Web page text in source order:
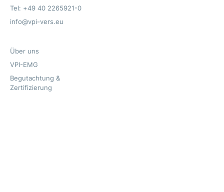
Tel: +49 40 2265921-0
info@vpi-vers.eu
Über uns
VPI-EMG
Begutachtung &
Zertifizierung